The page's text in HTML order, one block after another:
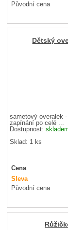
Původní cena
Dětský
sametový overalek
zapínání po celé ...
Dostupnost:
Sklad: 1 ks
Cena
Sleva
Původní cena